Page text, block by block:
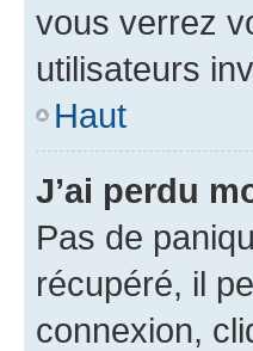
vous verrez
utilisateurs
Haut
J’ai perdu
Pas de
récupéré, il
connexion,